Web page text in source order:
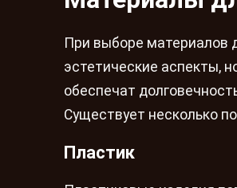
При выборе материалов
эстетические аспекты,
обеспечат
Существует несколько
Пластик